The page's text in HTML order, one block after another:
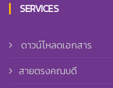
SERVICES
ดาวน์โหลดเอกสาร
สายตรงคณบดี